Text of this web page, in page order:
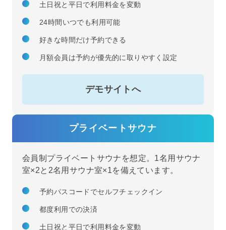
土日祝と平日で利用料金を変動
24時間いつでも利用可能
好きな時間だけ予約できる
月額会員は予約が優先的に取りやすく設定
デモサイトへ
プライベートサウナ
会員制プライベートサウナを想定。1名用サウナ
室×2と2名用サウナ室×1を備えています。
予約パスコードでセルフチェックイン
都度利用での決済
土日祝と平日で利用料金を変動